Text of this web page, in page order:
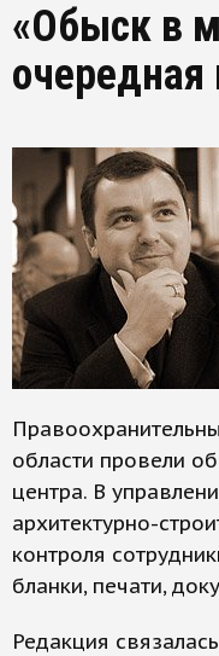
«Обыск в
очередная
области провели
центра. В
архитектурно-
контроля
бланки, печати,
Редакция